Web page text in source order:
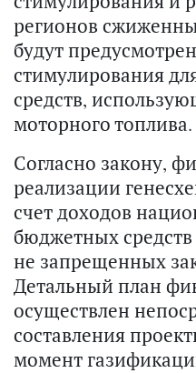
регионов
будут
стимулирования
средств,
моторного топлива.
Согласно закону,
реализации
счет доходов
бюджетных
не запрещенных
Детальный план
осуществлен
составления
момент